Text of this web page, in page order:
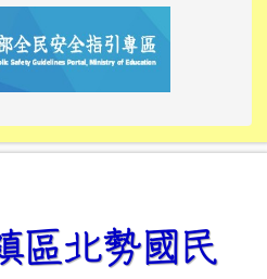
link to https://
link to https://10000.gov.tw/
link to https://
link to https://10000.gov.tw/
link to https://
link to https://
link to https://i.win.org.tw/
link to https://
link to https://
link to https://
link to https://
區北勢國民